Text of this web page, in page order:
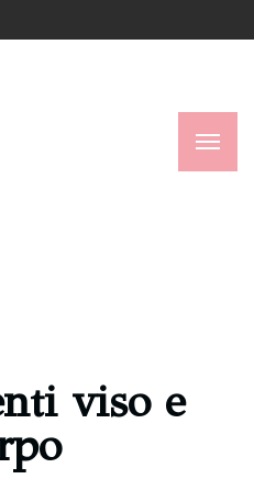
viso e